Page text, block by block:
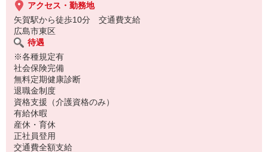
アクセス・勤務地
矢賀駅から徒歩10分 交通費支給
広島市東区
待遇
※各種規定有
社会保険完備
無料定期健康診断
退職金制度
資格支援（介護資格のみ）
有給休暇
産休・育休
正社員登用
交通費全額支給